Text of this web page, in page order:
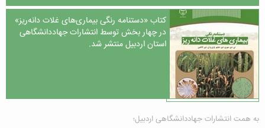
کتاب «دستنامه رنگی بیماری‌های غلات دانه‌ریز»
در چهار بخش توسط انتشارات جهاددانشگاهی
استان اردبیل منتشر شد.
به همت انتشارات جهاددانشگاهی اردبیل؛